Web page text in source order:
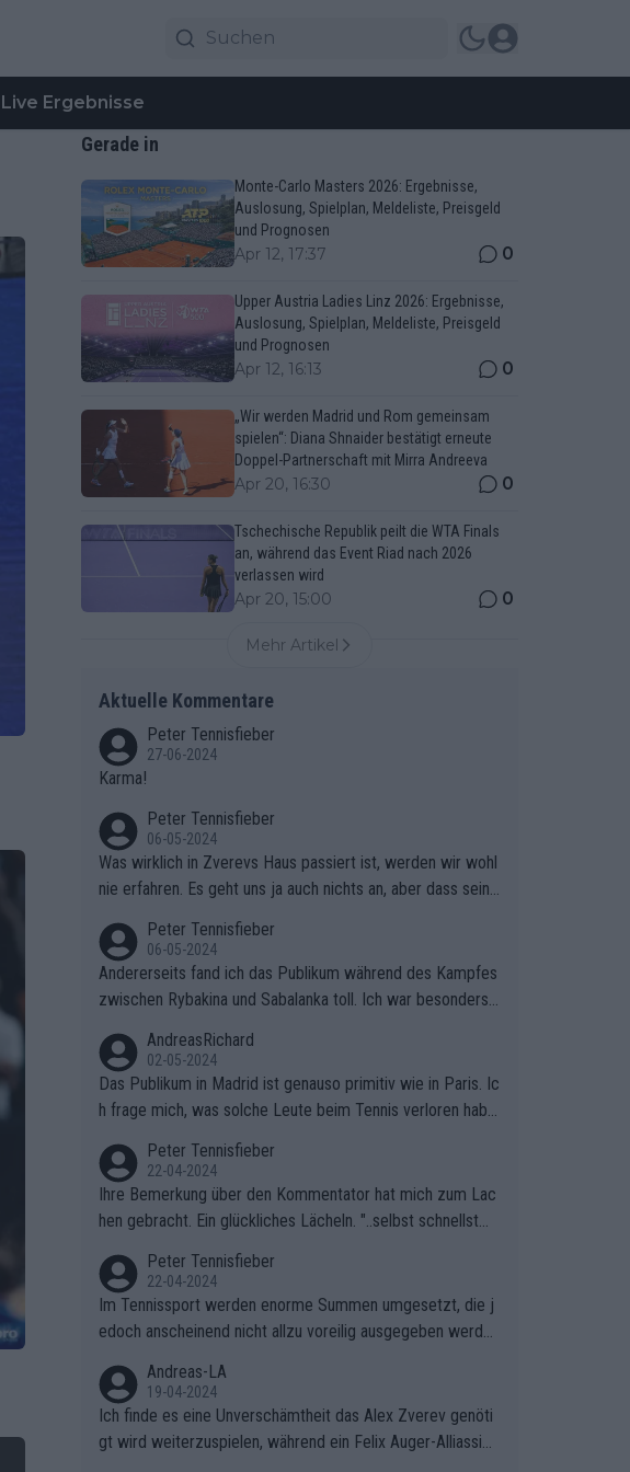
Live Ergebnisse
Gerade in
Monte-Carlo Masters 2026: Ergebnisse,
Auslosung, Spielplan, Meldeliste, Preisgeld
und Prognosen
Apr 12, 17:37 0
Upper Austria Ladies Linz 2026: Ergebnisse,
Auslosung, Spielplan, Meldeliste, Preisgeld
und Prognosen
Apr 12, 16:13 0
„Wir werden Madrid und Rom gemeinsam
spielen“: Diana Shnaider bestätigt erneute
Doppel-Partnerschaft mit Mirra Andreeva
Apr 20, 16:30 0
Tschechische Republik peilt die WTA Finals
an, während das Event Riad nach 2026
verlassen wird
Apr 20, 15:00 0
Mehr Artikel
Aktuelle Kommentare
Peter Tennisfieber
27-06-2024
Karma!
Peter Tennisfieber
06-05-2024
Was wirklich in Zverevs Haus passiert ist, werden wir wohl
nie erfahren. Es geht uns ja auch nichts an, aber dass seine
Peter Tennisfieber
06-05-2024
Andererseits fand ich das Publikum während des Kampfes
zwischen Rybakina und Sabalanka toll. Ich war besonders ü
AndreasRichard
02-05-2024
Das Publikum in Madrid ist genauso primitiv wie in Paris. Ic
h frage mich, was solche Leute beim Tennis verloren habe
er aufgehoben.
Peter Tennisfieber
22-04-2024
Ihre Bemerkung über den Kommentator hat mich zum Lac
hen gebracht. Ein glückliches Lächeln. "..selbst schnellstmö
Peter Tennisfieber
22-04-2024
Im Tennissport werden enorme Summen umgesetzt, die j
edoch anscheinend nicht allzu voreilig ausgegeben werde
Andreas-LA
19-04-2024
Ich finde es eine Unverschämtheit das Alex Zverev genöti
gt wird weiterzuspielen, während ein Felix Auger-Alliassim